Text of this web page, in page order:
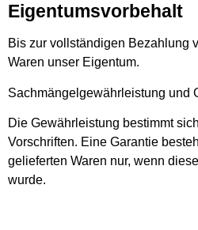
Eigentumsvorbehalt
Bis zur vollständigen Bezahlung
Waren unser Eigentum.
Sachmängelgewährleistung und
Die Gewährleistung bestimmt
Vorschriften. Eine Garantie
gelieferten Waren nur, wenn
wurde.